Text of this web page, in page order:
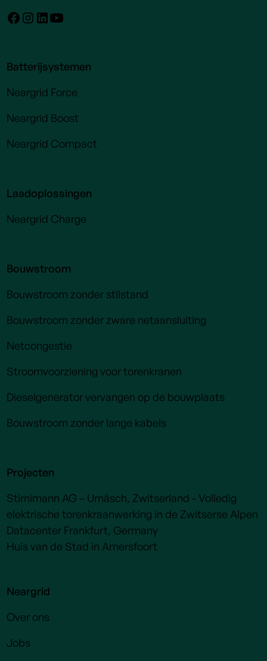
Batterijsystemen
Neargrid Force
Neargrid Boost
Neargrid Compact
Laadoplossingen
Neargrid Charge
Bouwstroom
Bouwstroom zonder stilstand
Bouwstroom zonder zware netaansluiting
Netcongestie
Stroomvoorziening voor torenkranen
Dieselgenerator vervangen op de bouwplaats
Bouwstroom zonder lange kabels
Projecten
Stirnimann AG – Urnäsch, Zwitserland - Volledig
elektrische torenkraanwerking in de Zwitserse Alpen
Datacenter Frankfurt, Germany
Huis van de Stad in Amersfoort
Neargrid
Over ons
Jobs